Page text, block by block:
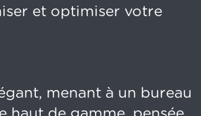
et optimiser votre
menant à un bureau